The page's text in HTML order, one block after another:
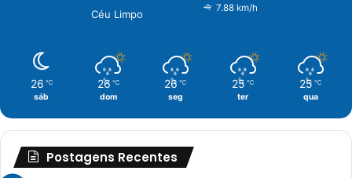
Céu Limpo
7.88 km/h
26 ℃
sáb
26 ℃
dom
26 ℃
seg
25 ℃
ter
25 ℃
qua
Postagens Recentes